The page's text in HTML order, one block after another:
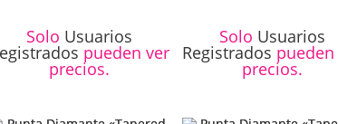
Solo Usuarios
pueden ver
precios.
Solo Usuarios
Registrados
precios.